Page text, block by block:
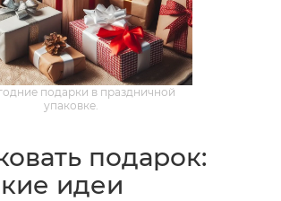
подарки в праздничной
упаковке.
подарок:
идеи